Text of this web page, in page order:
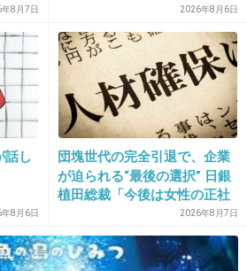
+540 -11
田園調布ザマスも電車乗るん
+285 -32
」
8月7日 2026年8月6日
話し
8月6日
団塊世代の完全引退で、企業
が迫られる“最後の選択” 日銀
植田総裁「今後は女性の正社
員化と外国人の人材活用が
鍵」
2026年8月7日